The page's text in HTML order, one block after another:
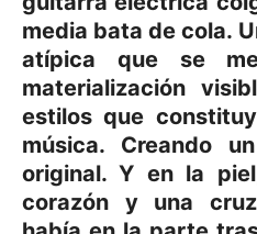
media bata de cola.
atípica que se
materialización
estilos que
música. Creando
original. Y en la
corazón y una